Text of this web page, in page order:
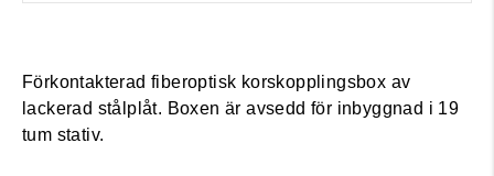
Förkontakterad fiberoptisk korskopplingsbox av
lackerad stålplåt. Boxen är avsedd för inbyggnad i 19
tum stativ.